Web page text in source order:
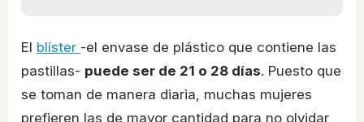
El blíster -el envase de plástico que contiene las
pastillas- puede ser de 21 o 28 días. Puesto que
se toman de manera diaria, muchas mujeres
prefieren las de mayor cantidad para no olvidar